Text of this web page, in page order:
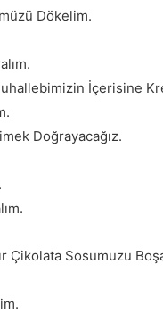
Dökelim.
İçerisine
Doğrayacağız.
Çikolata Sosumuzu